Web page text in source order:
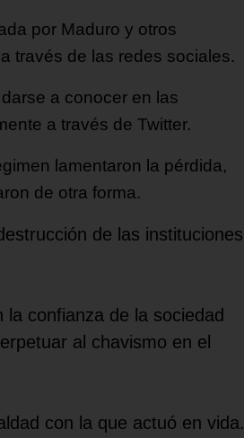
por Maduro y otros
través de las redes sociales.
a conocer en las
a través de Twitter.
lamentaron la pérdida,
de otra forma.
de las instituciones
confianza de la sociedad
al chavismo en el
con la que actuó en vida.